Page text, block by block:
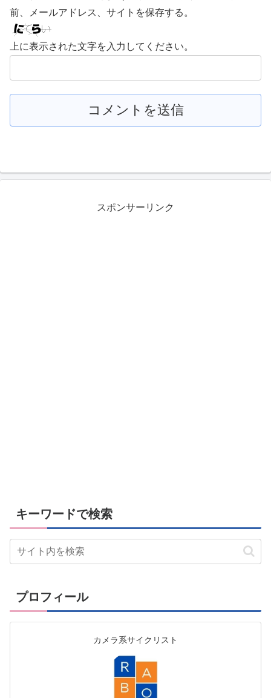
前、メールアドレス、サイトを保存する。
上に表示された文字を入力してください。
スポンサーリンク
キーワードで検索
プロフィール
カメラ系サイクリスト